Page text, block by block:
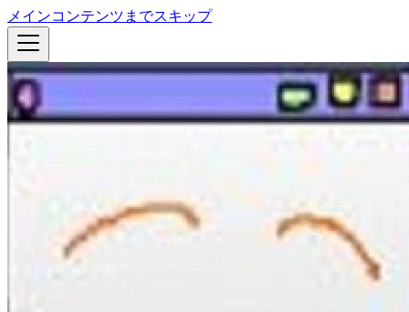
メインコンテンツまでスキップ